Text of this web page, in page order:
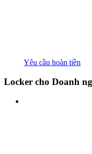
Yêu cầu hoàn tiền
Locker cho Doanh